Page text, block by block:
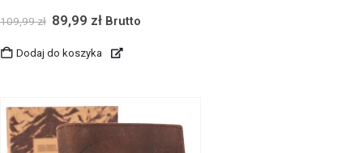
109,99zł 89,99 zł Brutto
Dodaj do koszyka